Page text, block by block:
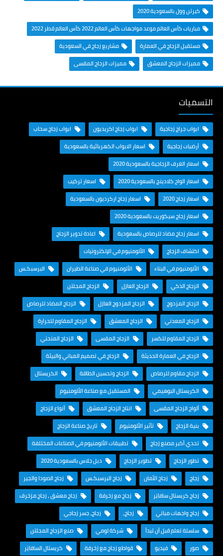
كيرتن وول بالسعودية 2020
مباريات كأس العالم موعد مواجهات كأس العالم 2022 كأس العالم قطر 2022
مستقبل الزجاج في العمارة
مشاريع زجاج في السعودية
مميزات الزجاج المعشق
مميزات الزجاج المقسى
التسميات
ابواب جراج زجاجية ابواب زجاج اكريديون
ابواب زجاج سحاب
أرضيات زجاجية
اسعار الابواب الكهربائية بالسعودية
اسعار الغرف الزجاجية بالسعودية 2020
اسعار الواح كلادينج بالسعودية 2020
اسعار تركيب
اسعار زجاج 2020
اسعار زجاج اركرديون بالسعودية
اسعار زجاج سيكوريت بالسعودية 2020
اسعار زجاج مضاد للرصاص بالسعودية
اعادة تدوير الزجاج
اكتشاف الزجاج
الألومنيوم في الإلكترونيات
الألومنيوم في البناء
الألومنيوم في صناعة الطيران
البرسبكـس
الزجاج الذكي
الزجاج العازل
الزجاج المجلتن
الزجاج المزدوج
الزجاج المزدوج العازل
الزجاج المضاد للرصاص
الزجاج المعدني
الزجاج المعشق
الزجاج المقاوم للحرارة
الزجاج المقاوم للكسر
الزجاج المقسى
الزجاج المنحني
الزجاج في العمارة الحديثة
الزجاج في تصميم المباني والبيئة
الزجاج مقاوم للرصاص
الزجاج وتحسين الطاقة
الكريستال
الكريستال البوهيمي
المستقبل مع صناعة الألومنيوم
ألواح الزجاج المقسى
انتاج الزجاج المعشق
أنواع الزجاج
بنية الزجاج
تأثير الألومنيوم
تاريخ صناعة الزجاج
تحدي أكبر مصنع زجاج
تطبيقات الألومنيوم في الصناعات المختلفة
تطور الزجاج
تطوير الزجاج
دبل جلاس بالسعودية 2020
زجاج
زجاج الأمان زجاج البرسبكـس
زجاج الصودا والجير
زجاج كريستال سافايَر
زجاج مع زخرفة
زجاج معشق ، زجاج مزخرف
زجاج واجهات مباني
زجاج،
زجاج، جسر زجاجي
سلسلة تعلم قبل أن تبدأ
شركة لومي
صنع الزجاج المجلتن
صور
فيديو قواطع زجاج مع زخرفة
كريستال السافايَر